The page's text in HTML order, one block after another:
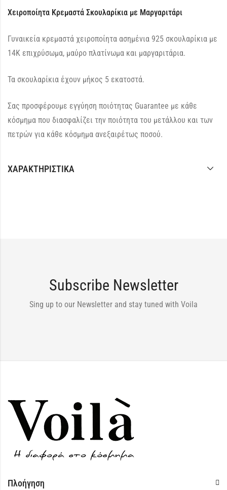
Χειροποίητα Κρεμαστά Σκουλαρίκια με Μαργαριτάρι
Γυναικεία κρεμαστά χειροποίητα ασημένια 925 σκουλαρίκια με
14Κ επιχρύσωμα, μαύρο πλατίνωμα και μαργαριτάρια.
Τα σκουλαρίκια έχουν μήκος 5 εκατοστά.
Σας προσφέρουμε εγγύηση ποιότητας Guarantee με κάθε
κόσμημα που διασφαλίζει την ποιότητα του μετάλλου και των
πετρών για κάθε κόσμημα ανεξαιρέτως ποσού.
ΧΑΡΑΚΤΗΡΙΣΤΙΚΆ
Subscribe Newsletter
Sing up to our Newsletter and stay tuned with Voila
Πλοήγηση